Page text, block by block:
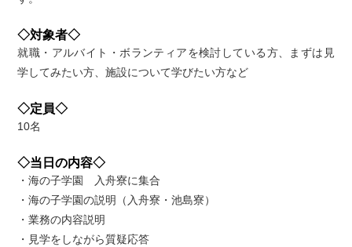
◇対象者◇
就職・アルバイト・ボランティアを検討している方、まずは見
学してみたい方、施設について学びたい方など
◇定員◇
10名
◇当日の内容◇
・海の子学園 入舟寮に集合
・海の子学園の説明（入舟寮・池島寮）
・業務の内容説明
・見学をしながら質疑応答